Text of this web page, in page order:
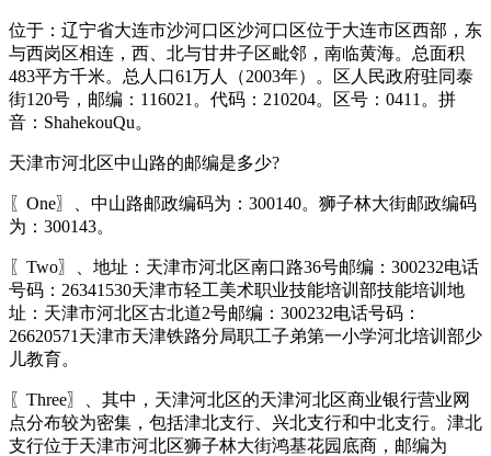
位于：辽宁省大连市沙河口区沙河口区位于大连市区西部，东
与西岗区相连，西、北与甘井子区毗邻，南临黄海。总面积
483平方千米。总人口61万人（2003年）。区人民政府驻同泰
街120号，邮编：116021。代码：210204。区号：0411。拼
音：ShahekouQu。
天津市河北区中山路的邮编是多少?
〖One〗、中山路邮政编码为：300140。狮子林大街邮政编码
为：300143。
〖Two〗、地址：天津市河北区南口路36号邮编：300232电话
号码：26341530天津市轻工美术职业技能培训部技能培训地
址：天津市河北区古北道2号邮编：300232电话号码：
26620571天津市天津铁路分局职工子弟第一小学河北培训部少
儿教育。
〖Three〗、其中，天津河北区的天津河北区商业银行营业网
点分布较为密集，包括津北支行、兴北支行和中北支行。津北
支行位于天津市河北区狮子林大街鸿基花园底商，邮编为